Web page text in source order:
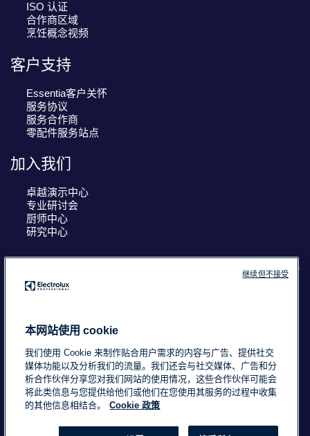
ISO 认证
合作商区域
烹饪概念视频
客户支持
Essentia客户关怀
服务协议
服务合作商
零配件服务站点
加入我们
卓越演示中心
专业研讨会
厨师中心
研究中心
您的选择： 中国
浙ICP备18015725号-2
Data Privacy Statement
Cookie Policy
条款与条件
本网站使用 cookie
我们使用 Cookie 来制作贴合用户需求的内容与广告、提供社交
媒体功能以及分析我们的流量。我们还会与社交媒体、广告和分
析合作伙伴分享您对我们网站的使用情况，这些合作伙伴可能会
将此类信息与您提供给他们或他们在您使用其服务的过程中收集
的其他信息相结合。
Cookie 政策
继续但不接受